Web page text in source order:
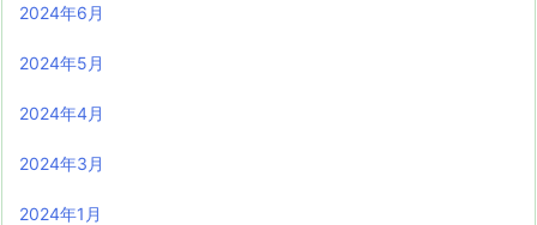
2024年6月
2024年5月
2024年4月
2024年3月
2024年1月